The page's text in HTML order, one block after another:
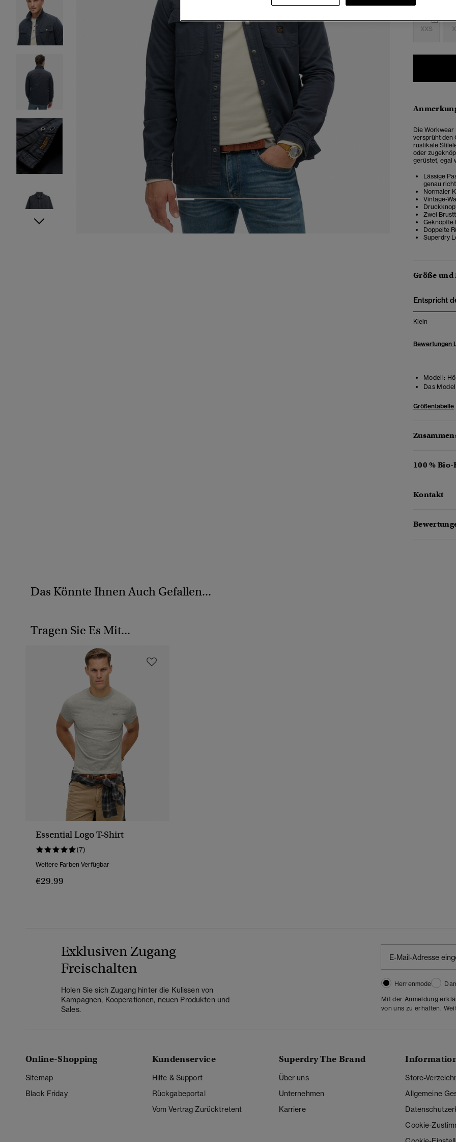
6
Auswählen
XXS
Die Workwear
versprüht den
rustikale
oder
gerüstet, egal
Lässige
genau
Normaler
Vintage-
Zwei
Geknöpfte
Doppelte
Superdry
Größe und
Entspricht
Klein
Bewertungen
Modell:
Das
Größentabelle
100 %
Kontakt
Das Könnte Ihnen Auch Gefallen...
Tragen Sie Es Mit...
Essential Logo T-Shirt
(7)
Weitere Farben Verfügbar
€29.99
Exklusiven Zugang
Freischalten
Holen Sie sich Zugang hinter die Kulissen von
Kampagnen, Kooperationen, neuen Produkten und
Sales.
Herrenmode
Mit der Anmeldung
von uns zu erhalten.
Online-Shopping
Sitemap
Black Friday
Kundenservice
Hilfe & Support
Rückgabeportal
Vom Vertrag Zurücktretent
Superdry The Brand
Über uns
Unternehmen
Karriere
Store-
Allgemeine
Cookie-